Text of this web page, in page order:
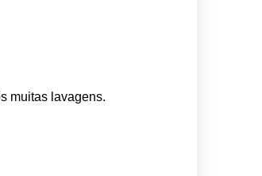
muitas lavagens.